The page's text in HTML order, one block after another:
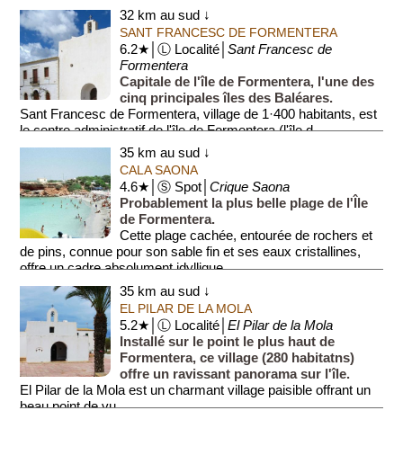
32 km au sud ↓
SANT FRANCESC DE FORMENTERA
6.2★│Ⓛ Localité│Sant Francesc de
Formentera
Capitale de l'île de Formentera, l'une des
cinq principales îles des Baléares.
Sant Francesc de Formentera, village de 1·400 habitants, est
le centre administratif de l'île de Formentera (l'île d...
35 km au sud ↓
CALA SAONA
4.6★│Ⓢ Spot│Crique Saona
Probablement la plus belle plage de l'Île
de Formentera.
Cette plage cachée, entourée de rochers et
de pins, connue pour son sable fin et ses eaux cristallines,
offre un cadre absolument idyllique....
35 km au sud ↓
EL PILAR DE LA MOLA
5.2★│Ⓛ Localité│El Pilar de la Mola
Installé sur le point le plus haut de
Formentera, ce village (280 habitatns)
offre un ravissant panorama sur l'île.
El Pilar de la Mola est un charmant village paisible offrant un
beau point de vu...